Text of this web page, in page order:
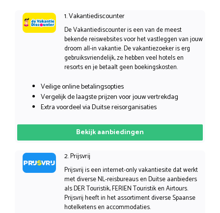
1. Vakantiediscounter
De Vakantiediscounter is een van de meest
bekende reiswebsites voor het vastleggen van jouw
droom all-in vakantie. De vakantiezoeker is erg
gebruiksvriendelijk, ze hebben veel hotels en
resorts en je betaalt geen boekingskosten.
Veilige online betalingsopties
Vergelijk de laagste prijzen voor jouw vertrekdag
Extra voordeel via Duitse reisorganisaties
Bekijk aanbiedingen
2. Prijsvrij
Prijsvrij is een internet-only vakantiesite dat werkt
met diverse NL-reisbureaus en Duitse aanbieders
als DER Touristik, FERIEN Touristik en Airtours.
Prijsvrij heeft in het assortiment diverse Spaanse
hotelketens en accommodaties.